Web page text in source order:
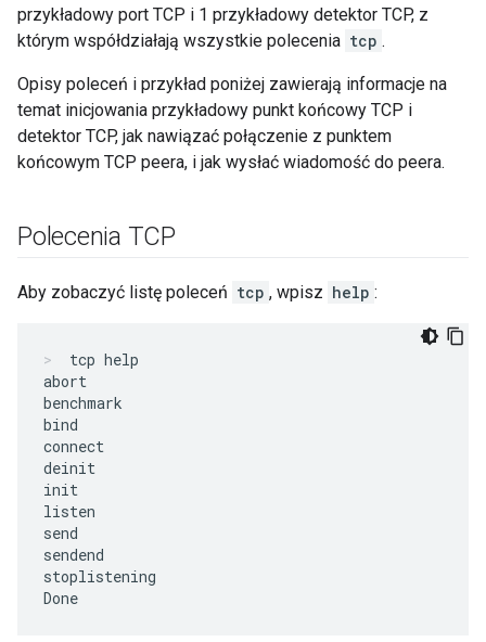
przykładowy port TCP i 1 przykładowy detektor TCP, z
którym współdziałają wszystkie polecenia tcp .
Opisy poleceń i przykład poniżej zawierają informacje na
temat inicjowania przykładowy punkt końcowy TCP i
detektor TCP, jak nawiązać połączenie z punktem
końcowym TCP peera, i jak wysłać wiadomość do peera.
Polecenia TCP
Aby zobaczyć listę poleceń tcp , wpisz help :
tcp help
abort
benchmark
bind
connect
deinit
init
listen
send
sendend
stoplistening